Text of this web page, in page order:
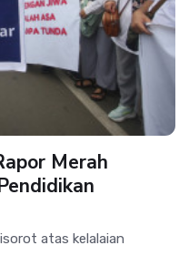
Merah
atas kelalaian